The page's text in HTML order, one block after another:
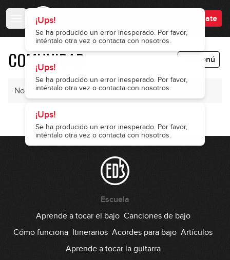
¡Ups!
Se ha producido un error inesperado. Por favor,
inténtalo otra vez o contacta con nosotros.
¡Ups!
Se ha producido un error inesperado. Por favor,
inténtalo otra vez o contacta con nosotros.
¡Ups!
Se ha producido un error inesperado. Por favor,
inténtalo otra vez o contacta con nosotros.
Regístrate
COMUNIDAD Menú
No hay mensajes
Escuela
Aprende a tocar el bajo Canciones de bajo
Cómo funciona Itinerarios Acordes para bajo Artículos
Aprende a tocar la guitarra